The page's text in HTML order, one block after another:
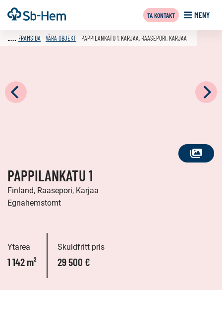
Till
innehållet
Framsida MENY
TA KONTAKT
SE
FRAMSIDA VÅRA OBJEKT PAPPILANKATU 1, KARJAA, RAASEPORI, KARJAA
PAPPILANKATU 1
Finland, Raasepori, Karjaa
Egnahemstomt
Ytarea
1 142 m²
Skuldfritt pris
29 500 €